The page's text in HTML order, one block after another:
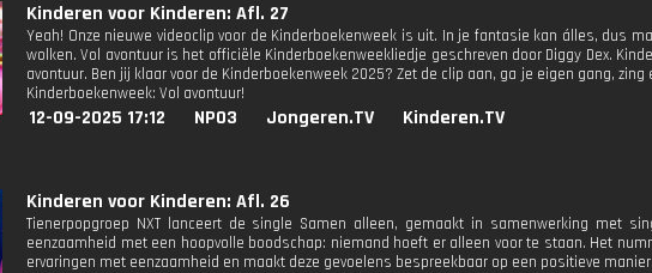
Kinderen voor Kinderen: Afl. 27
Yeah! Onze nieuwe videoclip voor de Kinderboekenweek is uit. In je fantasie kan álles, dus
wolken. Vol avontuur is het officiële Kinderboekenweekliedje geschreven door Diggy Dex.
avontuur. Ben jij klaar voor de Kinderboekenweek 2025? Zet de clip aan, ga je eigen gang,
Kinderboekenweek: Vol avontuur!
12-09-2025 17:12 NPO3 Jongeren.TV Kinderen.TV
Kinderen voor Kinderen: Afl. 26
Tienerpopgroep NXT lanceert de single Samen alleen, gemaakt in samenwerking met
eenzaamheid met een hoopvolle boodschap: niemand hoeft er alleen voor te staan. Het
ervaringen met eenzaamheid en maakt deze gevoelens bespreekbaar op een positieve manier.